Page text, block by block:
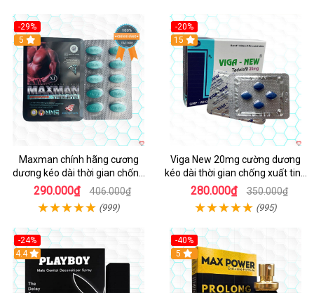
-29%
Hot
5
Maxman chính hãng cương
dương kéo dài thời gian chống
xuất tinh sớm hộp 10 viên
290.000₫ 406.000₫
(999)
-20%
15
Viga New 20mg cường dương
kéo dài thời gian chống xuất tinh
hộp 4 viên
280.000₫ 350.000₫
(995)
-24%
Hot
4.4
-40%
5